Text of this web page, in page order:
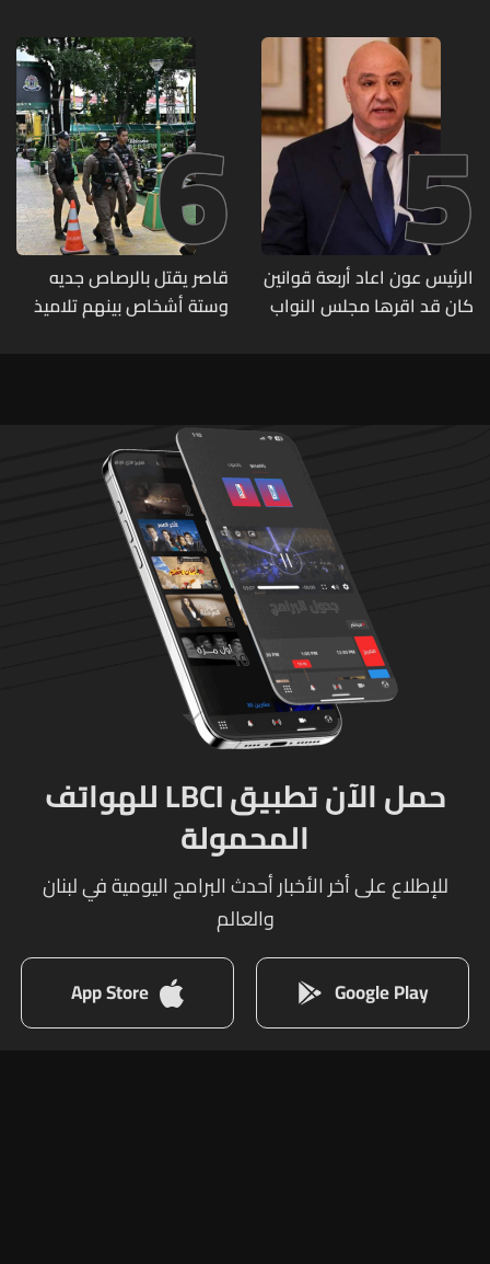
وقع ضحيّة أعماله؟
5
الرئيس عون اعاد أربعة قوانين
كان قد اقرها مجلس النواب
6
قاصر يقتل بالرصاص جديه
وستة أشخاص بينهم تلاميذ
حمل الآن تطبيق LBCI للهواتف
المحمولة
للإطلاع على أخر الأخبار أحدث البرامج اليومية في لبنان
والعالم
Google Play
App Store